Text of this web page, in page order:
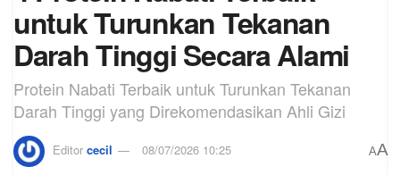
untuk Turunkan Tekanan
Darah Tinggi Secara Alami
Protein Nabati Terbaik untuk Turunkan Tekanan
Darah Tinggi yang Direkomendasikan Ahli Gizi
Editor cecil 08/07/2026 10:25 AA